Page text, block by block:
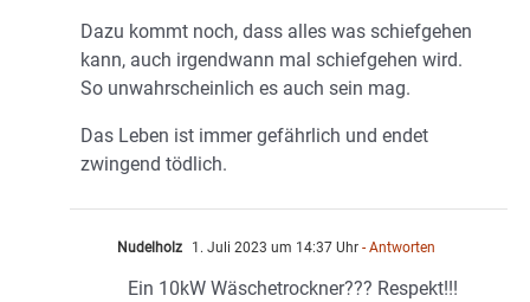
Dazu kommt noch, dass alles was schiefgehen
kann, auch irgendwann mal schiefgehen wird.
So unwahrscheinlich es auch sein mag.
Das Leben ist immer gefährlich und endet
zwingend tödlich.
Nudelholz 1. Juli 2023 um 14:37 Uhr - Antworten
Ein 10kW Wäschetrockner??? Respekt!!!